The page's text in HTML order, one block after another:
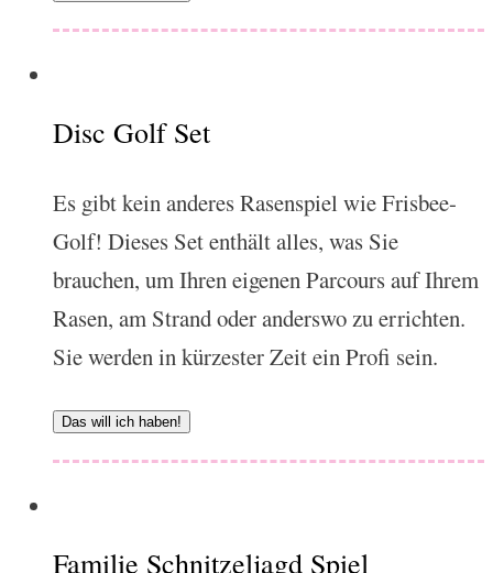
Disc Golf Set
Es gibt kein anderes Rasenspiel wie Frisbee-
Golf! Dieses Set enthält alles, was Sie
brauchen, um Ihren eigenen Parcours auf Ihrem
Rasen, am Strand oder anderswo zu errichten.
Sie werden in kürzester Zeit ein Profi sein.
Das will ich haben!
Familie Schnitzeljagd Spiel